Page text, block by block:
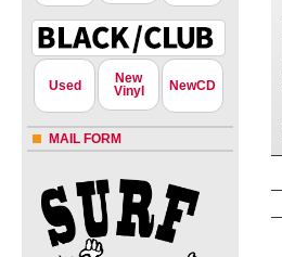
Used
New
Vinyl
NewCD
MAIL FORM